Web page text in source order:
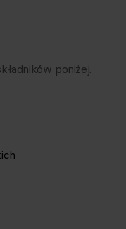
poniżej.
i wagami